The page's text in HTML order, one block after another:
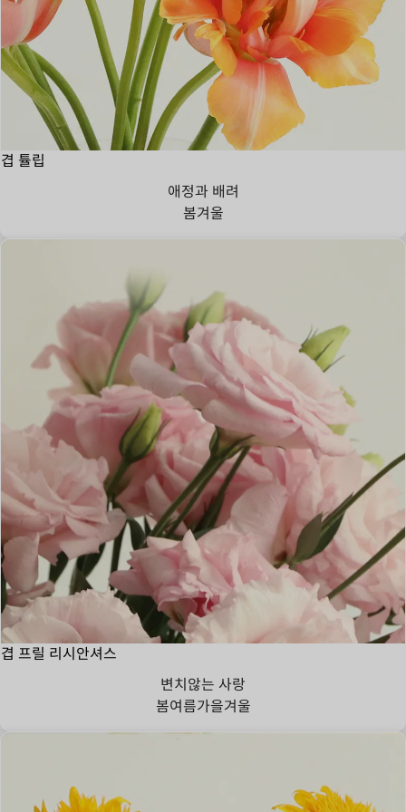
겹 튤립
애정과 배려
봄겨울
겹 프릴 리시안셔스
변치않는 사랑
봄여름가을겨울